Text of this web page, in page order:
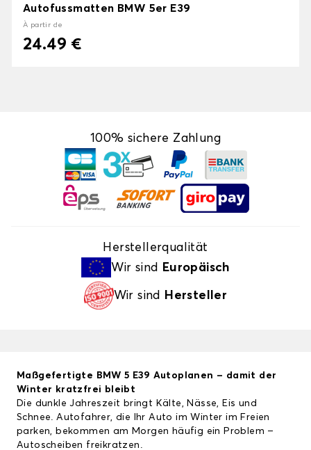
Autofussmatten BMW 5er E39
À partir de
24.49 €
100% sichere Zahlung
Herstellerqualität
Wir sind
Europäisch
Wir sind Hersteller
Maßgefertigte BMW 5 E39 Autoplanen – damit der
Winter kratzfrei bleibt
Die dunkle Jahreszeit bringt Kälte, Nässe, Eis und
Schnee. Autofahrer, die Ihr Auto im Winter im Freien
parken, bekommen am Morgen häufig ein Problem –
Autoscheiben freikratzen.